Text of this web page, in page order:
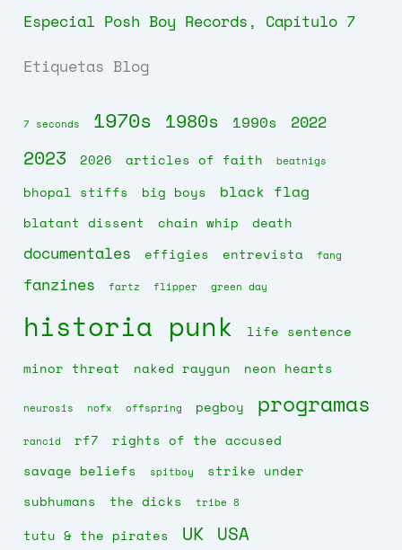
Especial Posh Boy Records, Capítulo 7
Etiquetas Blog
7 seconds 1970s 1980s 1990s 2022
2023 2026 articles of faith beatnigs
bhopal stiffs big boys black flag
blatant dissent chain whip death
documentales effigies entrevista fang
fanzines fartz flipper green day
historia punk life sentence
minor threat naked raygun neon hearts
neurosis nofx offspring pegboy programas
rancid rf7
rights of the accused
savage beliefs
spitboy
strike under
subhumans
the dicks tribe 8
tutu & the pirates UK USA